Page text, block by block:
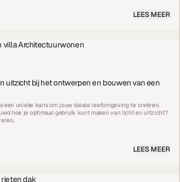
LEES MEER
uitzicht bij het ontwerpen en bouwen van een
een unieke kans om jouw ideale leefomgeving te creëren.
hoe je optimaal gebruik kunt maken van licht en uitzicht?
LEES MEER